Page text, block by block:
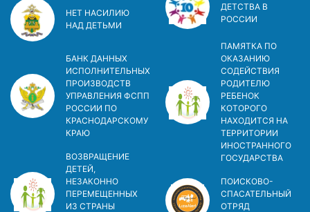
НЕТ НАСИЛИЮ
НАД ДЕТЬМИ
БАНК ДАННЫХ
ИСПОЛНИТЕЛЬНЫХ
ПРОИЗВОДСТВ
УПРАВЛЕНИЯ ФСПП
РОССИИ ПО
КРАСНОДАРСКОМУ
КРАЮ
ВОЗВРАЩЕНИЕ
ДЕТЕЙ,
НЕЗАКОННО
ПЕРЕМЕЩЕННЫХ
ИЗ СТРАНЫ
ДЕТСТВА В
РОСCИИ
ПАМЯТКА ПО
ОКАЗАНИЮ
СОДЕЙСТВИЯ
РОДИТЕЛЮ
РЕБЕНОК
КОТОРОГО
НАХОДИТСЯ НА
ТЕРРИТОРИИ
ИНОСТРАННОГО
ГОСУДАРСТВА
ПОИСКОВО-
СПАСАТЕЛЬНЫЙ
ОТРЯД